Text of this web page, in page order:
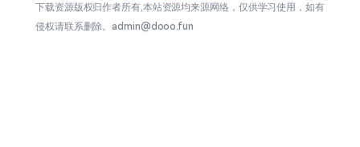
下载资源版权归作者所有,本站资源均来源网络，仅供学习使用，如有
侵权请联系删除。admin@dooo.fun